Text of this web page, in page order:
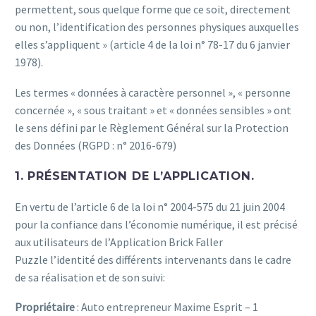
permettent, sous quelque forme que ce soit, directement
ou non, l’identification des personnes physiques auxquelles
elles s’appliquent » (article 4 de la loi n° 78-17 du 6 janvier
1978).
Les termes « données à caractère personnel », « personne
concernée », « sous traitant » et « données sensibles » ont
le sens défini par le Règlement Général sur la Protection
des Données (RGPD : n° 2016-679)
1. PRÉSENTATION DE L’APPLICATION.
En vertu de l’article 6 de la loi n° 2004-575 du 21 juin 2004
pour la confiance dans l’économie numérique, il est précisé
aux utilisateurs de l’Application Brick Faller
Puzzle l’identité des différents intervenants dans le cadre
de sa réalisation et de son suivi:
Propriétaire : Auto entrepreneur Maxime Esprit – 1